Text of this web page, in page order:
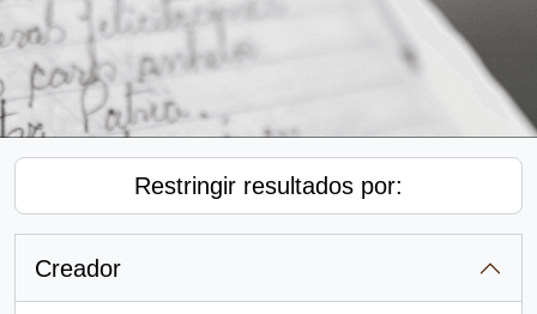
Restringir resultados por:
Creador